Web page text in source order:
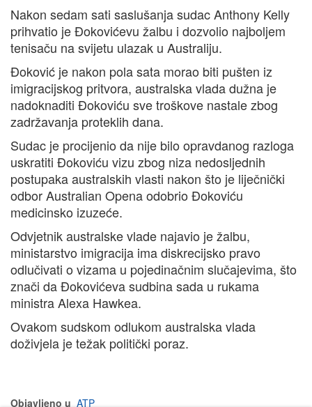
Nakon sedam sati saslušanja sudac Anthony Kelly
prihvatio je Đokovićevu žalbu i dozvolio najboljem
tenisaču na svijetu ulazak u Australiju.
Đoković je nakon pola sata morao biti pušten iz
imigracijskog pritvora, australska vlada dužna je
nadoknaditi Đokoviću sve troškove nastale zbog
zadržavanja proteklih dana.
Sudac je procijenio da nije bilo opravdanog razloga
uskratiti Đokoviću vizu zbog niza nedosljednih
postupaka australskih vlasti nakon što je liječnički
odbor Australian Opena odobrio Đokoviću
medicinsko izuzeće.
Odvjetnik australske vlade najavio je žalbu,
ministarstvo imigracija ima diskrecijsko pravo
odlučivati o vizama u pojedinačnim slučajevima, što
znači da Đokovićeva sudbina sada u rukama
ministra Alexa Hawkea.
Ovakom sudskom odlukom australska vlada
doživjela je težak politički poraz.
Objavljeno u ATP